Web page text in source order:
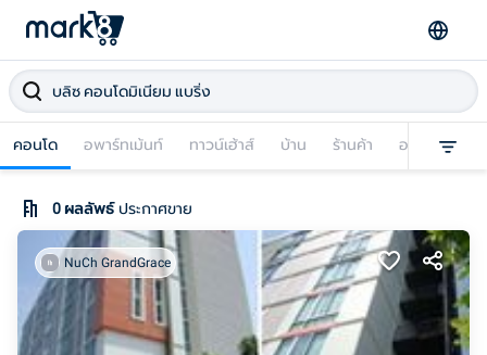
คอนโด อพาร์ทเม้นท์ ทาวน์เฮ้าส์ บ้าน ร้านค้า อาคารพาณิช
0ผลลัพธ์ ประกาศขาย
NuCh GrandGrace